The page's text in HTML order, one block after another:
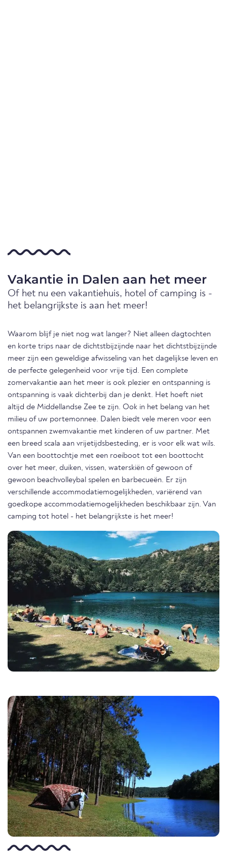
Vakantie in Dalen aan het meer
Of het nu een vakantiehuis, hotel of camping is -
het belangrijkste is aan het meer!
Waarom blijf je niet nog wat langer? Niet alleen dagtochten
en korte trips naar de dichtstbijzijnde naar het dichtstbijzijnde
meer zijn een geweldige afwisseling van het dagelijkse leven en
de perfecte gelegenheid voor vrije tijd. Een complete
zomervakantie aan het meer is ook plezier en ontspanning is
ontspanning is vaak dichterbij dan je denkt. Het hoeft niet
altijd de Middellandse Zee te zijn. Ook in het belang van het
milieu of uw portemonnee. Dalen biedt vele meren voor een
ontspannen zwemvakantie met kinderen of uw partner. Met
een breed scala aan vrijetijdsbesteding, er is voor elk wat wils.
Van een boottochtje met een roeiboot tot een boottocht
over het meer, duiken, vissen, waterskiën of gewoon of
gewoon beachvolleybal spelen en barbecueën. Er zijn
verschillende accommodatiemogelijkheden, variërend van
goedkope accommodatiemogelijkheden beschikbaar zijn. Van
camping tot hotel - het belangrijkste is het meer!